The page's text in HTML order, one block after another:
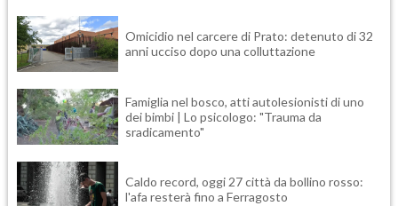
Omicidio nel carcere di Prato: detenuto di 32
anni ucciso dopo una colluttazione
Famiglia nel bosco, atti autolesionisti di uno
dei bimbi | Lo psicologo: "Trauma da
sradicamento"
Caldo record, oggi 27 città da bollino rosso:
l'afa resterà fino a Ferragosto